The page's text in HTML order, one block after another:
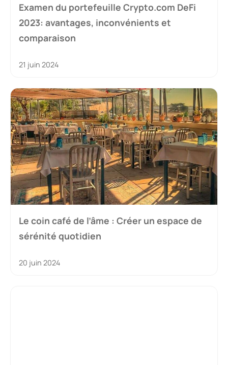
Examen du portefeuille Crypto.com DeFi
2023: avantages, inconvénients et
comparaison
21 juin 2024
Le coin café de l’âme : Créer un espace de
sérénité quotidien
20 juin 2024